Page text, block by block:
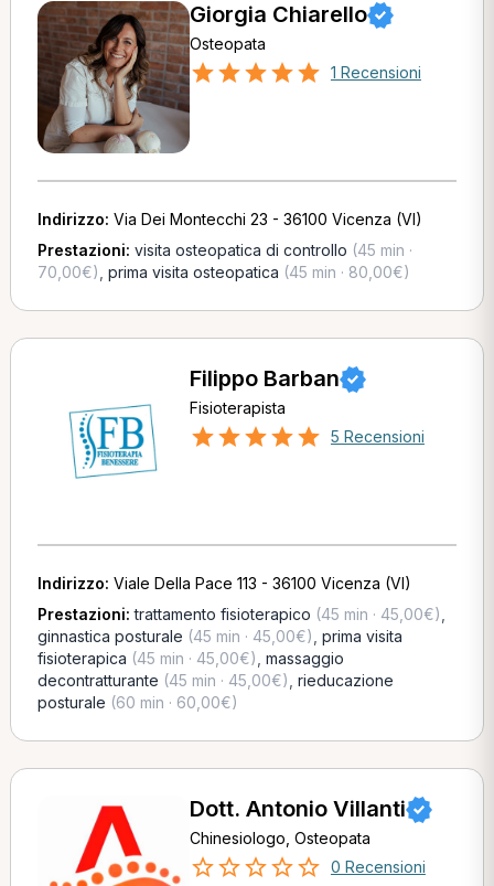
Giorgia Chiarello
Osteopata
1 Recensioni
Indirizzo: Via Dei Montecchi 23 - 36100 Vicenza (VI)
Prestazioni: visita osteopatica di controllo (45 min ·
70,00€) prima visita osteopatica (45 min · 80,00€)
Filippo Barban
Fisioterapista
5 Recensioni
Indirizzo: Viale Della Pace 113 - 36100 Vicenza (VI)
Prestazioni:trattamento fisioterapico (45 min · 45,00€)
ginnastica posturale (45 min · 45,00€) prima visita
fisioterapica (45 min · 45,00€) massaggio
decontratturante (45 min · 45,00€) rieducazione
posturale (60 min · 60,00€)
Dott. Antonio Villanti
Chinesiologo, Osteopata
0 Recensioni